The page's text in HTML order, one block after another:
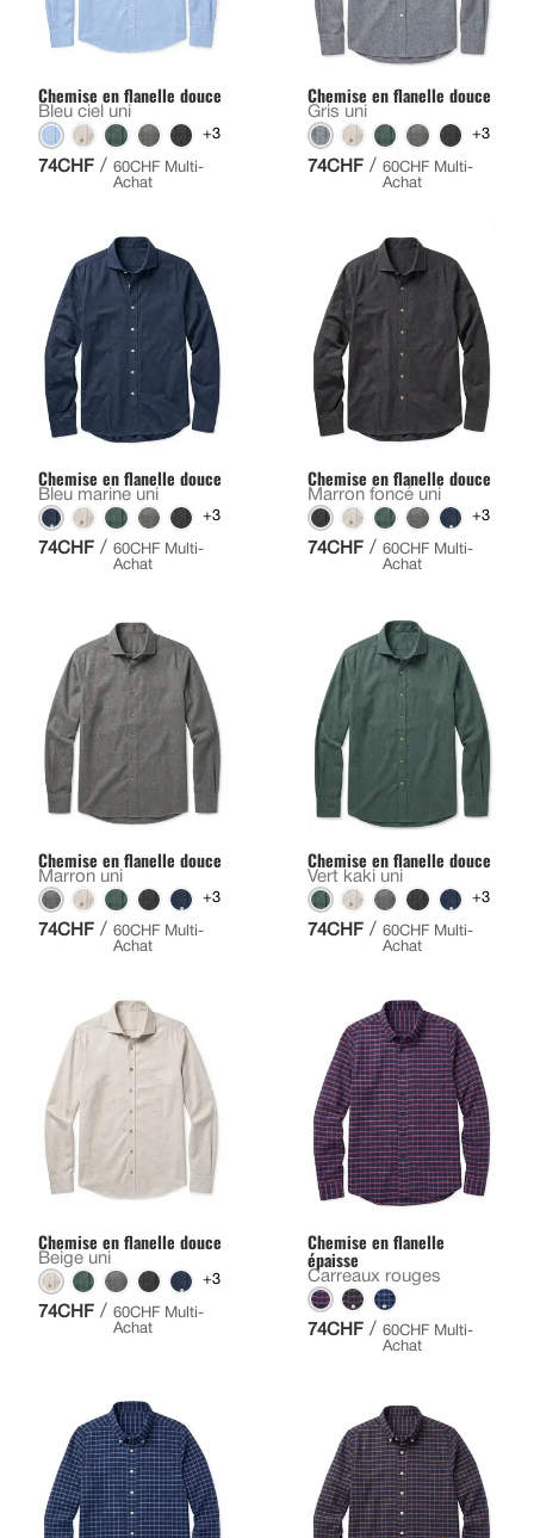
Chemise en flanelle douce
Bleu ciel uni
+3
74CHF / 60CHF Multi-
Achat
Chemise en flanelle douce
Gris uni
+3
74CHF / 60CHF Multi-
Achat
Chemise en flanelle douce
Bleu marine uni
+3
74CHF / 60CHF Multi-
Achat
Chemise en flanelle douce
Marron foncé uni
+3
74CHF / 60CHF Multi-
Achat
Chemise en flanelle douce
Marron uni
+3
74CHF / 60CHF Multi-
Achat
Chemise en flanelle douce
Vert kaki uni
+3
74CHF / 60CHF Multi-
Achat
Chemise en flanelle douce
Beige uni
+3
74CHF / 60CHF Multi-
Achat
Chemise en flanelle
épaisse
Carreaux rouges
74CHF / 60CHF Multi-
Achat